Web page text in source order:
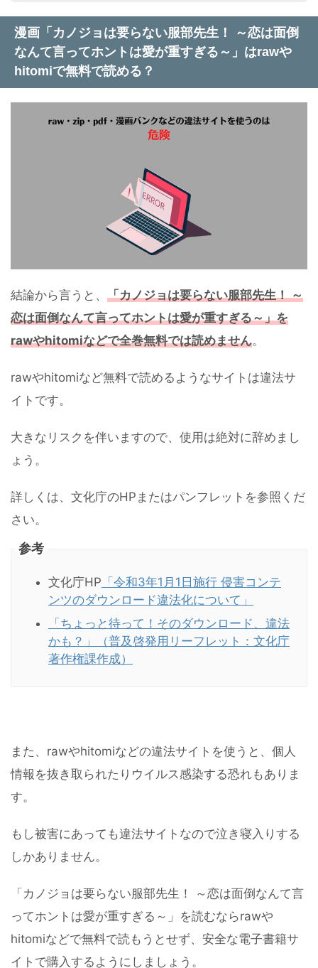
漫画「カノジョは要らない服部先生！ ～恋は面倒
なんて言ってホントは愛が重すぎる～」はrawや
hitomiで無料で読める？
結論から言うと、 「カノジョは要らない服部先生！ ～
恋は面倒なんて言ってホントは愛が重すぎる～」を
rawやhitomiなどで全巻無料では読めません。
rawやhitomiなど無料で読めるようなサイトは違法サ
イトです。
大きなリスクを伴いますので、使用は絶対に辞めまし
ょう。
詳しくは、文化庁のHPまたはパンフレットを参照くだ
さい。
参考
文化庁HP 「令和3年1月1日施行 侵害コンテ
ンツのダウンロード違法化について」
「ちょっと待って！そのダウンロード、違法
かも？」（普及啓発用リーフレット：文化庁
著作権課作成）
また、rawやhitomiなどの違法サイトを使うと、個人
情報を抜き取られたりウイルス感染する恐れもありま
す。
もし被害にあっても違法サイトなので泣き寝入りする
しかありません。
「カノジョは要らない服部先生！ ～恋は面倒なんて言
ってホントは愛が重すぎる～」を読むならrawや
hitomiなどで無料で読もうとせず、安全な電子書籍サ
イトで購入するようにしましょう。